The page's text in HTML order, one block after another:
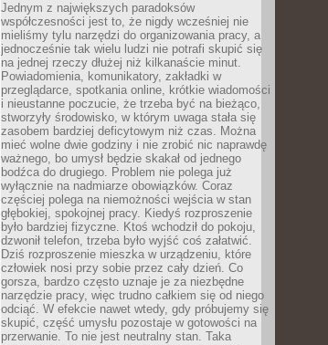
Jednym z największych paradoksów
współczesności jest to, że nigdy wcześniej nie
mieliśmy tylu narzędzi do organizowania pracy, a
jednocześnie tak wielu ludzi nie potrafi skupić się
na jednej rzeczy dłużej niż kilkanaście minut.
Powiadomienia, komunikatory, zakładki w
przeglądarce, spotkania online, krótkie wiadomości
i nieustanne poczucie, że trzeba być na bieżąco,
stworzyły środowisko, w którym uwaga stała się
zasobem bardziej deficytowym niż czas. Można
mieć wolne dwie godziny i nie zrobić nic naprawdę
ważnego, bo umysł będzie skakał od jednego
bodźca do drugiego. Problem nie polega już
wyłącznie na nadmiarze obowiązków. Coraz
częściej polega na niemożności wejścia w stan
głębokiej, spokojnej pracy. Kiedyś rozproszenie
było bardziej fizyczne. Ktoś wchodził do pokoju,
dzwonił telefon, trzeba było wyjść coś załatwić.
Dziś rozproszenie mieszka w urządzeniu, które
człowiek nosi przy sobie przez cały dzień. Co
gorsza, bardzo często uznaje je za niezbędne
narzędzie pracy, więc trudno całkiem się od niego
odciąć. W efekcie nawet wtedy, gdy próbujemy się
skupić, część umysłu pozostaje w gotowości na
przerwanie. To nie jest neutralny stan. Taka